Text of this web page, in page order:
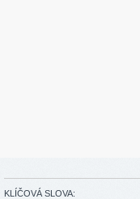
KLÍČOVÁ SLOVA: